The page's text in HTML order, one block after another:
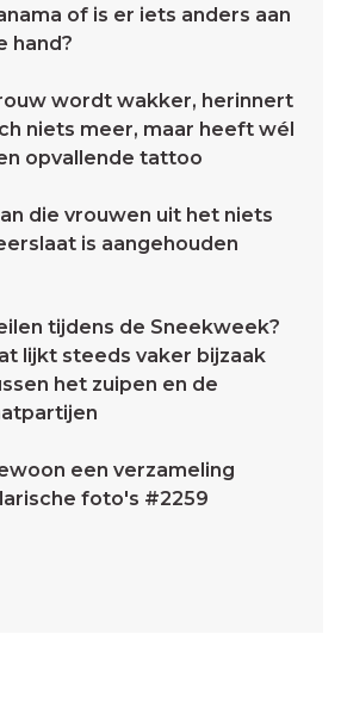
of is er iets anders aan
hand?
wordt wakker, herinnert
niets meer, maar heeft wél
opvallende tattoo
die vrouwen uit het niets
is aangehouden
tijdens de Sneekweek?
lijkt steeds vaker bijzaak
het zuipen en de
een verzameling
foto's #2259